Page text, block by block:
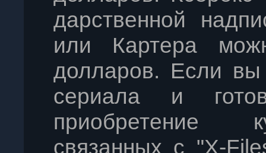
дарственной
или Картера
долларов. Если
сериала и
приобретение
связанных с "X-